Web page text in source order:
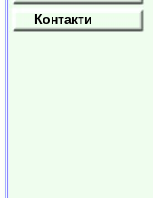
Контакти